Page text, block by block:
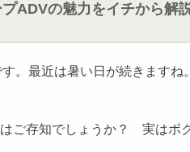
ADVの魅力をイチから解
近は暑い日が続きますね
存知でしょうか？ 実はボ